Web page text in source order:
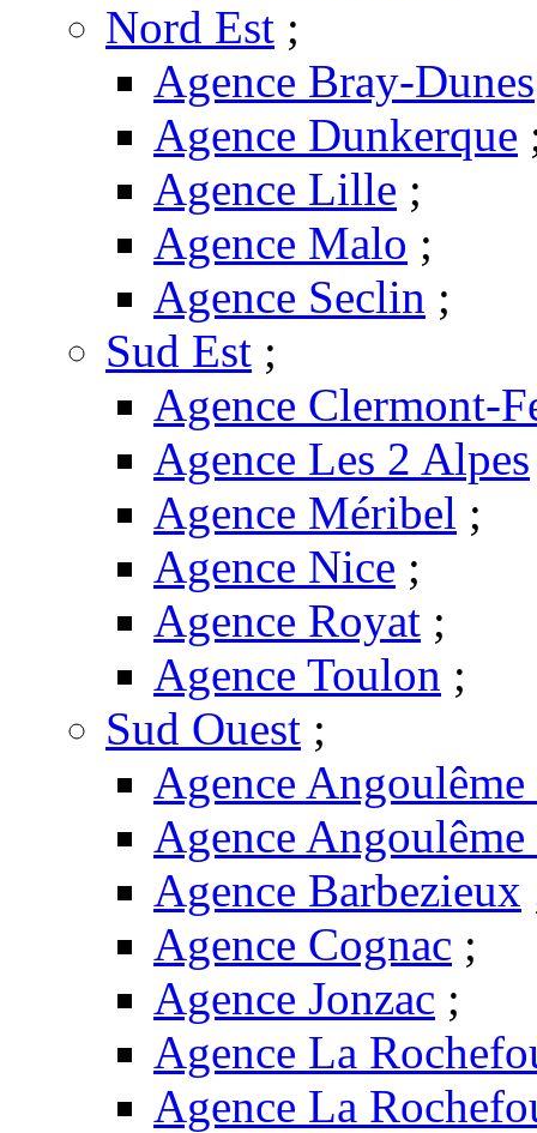
Nord Est ;
Agence Bray-Dunes
Agence Dunkerque
Agence Lille ;
Agence Malo ;
Agence Seclin ;
Sud Est ;
Agence Clermont-
Agence Les 2 Alpes
Agence Méribel ;
Agence Nice ;
Agence Royat ;
Agence Toulon ;
Sud Ouest ;
Agence
Agence
Agence Barbezieux
Agence Cognac ;
Agence Jonzac ;
Agence La
Agence La